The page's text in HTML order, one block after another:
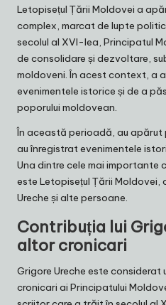
Letopisețul Țării Moldovei a
complex, marcat de lupte
secolul al XVI-lea, Principatul
de consolidare și dezvoltare,
moldoveni. În acest context, a
evenimentele istorice și de a
poporului moldovean.
În această perioadă, au apărut
au înregistrat evenimentele
Una dintre cele mai importante
este Letopisețul Țării Moldovei,
Ureche și alte persoane.
Contribuția lui
altor cronicari
Grigore Ureche este considerat
cronicari ai Principatului